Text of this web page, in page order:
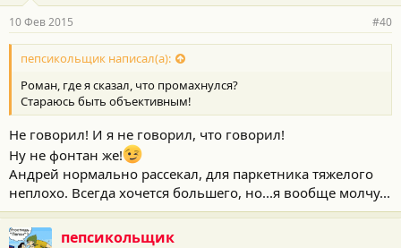
10 Фев 2015 #40
пепсикольщик написал(а):
Роман, где я сказал, что промахнулся?
Стараюсь быть объективным!
Не говорил! И я не говорил, что говорил!
Ну не фонтан же!
Андрей нормально рассекал, для паркетника тяжелого
неплохо. Всегда хочется большего, но...я вообще молчу...
пепсикольщик